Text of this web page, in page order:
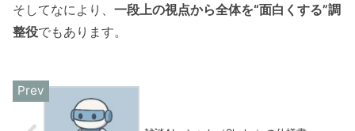
そしてなにより、 一段上の視点から全体を“面白くする”調
整役でもあります。